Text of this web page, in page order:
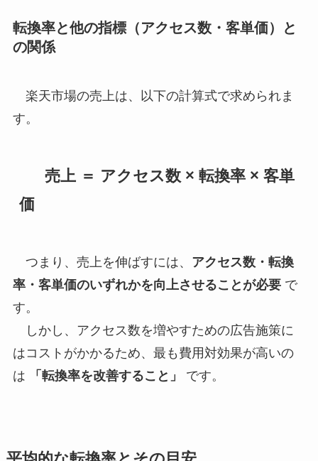
転換率と他の指標（アクセス数・客単価）と
の関係
楽天市場の売上は、以下の計算式で求められま
す。
売上 ＝ アクセス数 × 転換率 × 客単
価
つまり、売上を伸ばすには、 アクセス数・転換
率・客単価のいずれかを向上させることが必要で
す。
しかし、アクセス数を増やすための広告施策に
はコストがかかるため、最も費用対効果が高いの
は
「転換率を改善すること」 です。